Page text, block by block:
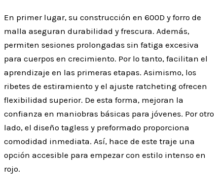
En primer lugar, su construcción en 600D y forro de
malla aseguran durabilidad y frescura. Además,
permiten sesiones prolongadas sin fatiga excesiva
para cuerpos en crecimiento. Por lo tanto, facilitan el
aprendizaje en las primeras etapas. Asimismo, los
ribetes de estiramiento y el ajuste ratcheting ofrecen
flexibilidad superior. De esta forma, mejoran la
confianza en maniobras básicas para jóvenes. Por otro
lado, el diseño tagless y preformado proporciona
comodidad inmediata. Así, hace de este traje una
opción accesible para empezar con estilo intenso en
rojo.